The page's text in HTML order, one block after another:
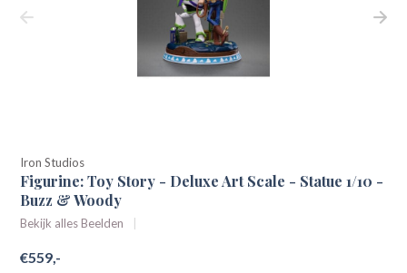
Iron Studios
Figurine: Toy Story - Deluxe Art Scale - Statue 1/10 -
Buzz & Woody
Bekijk alles Beelden
€559,-